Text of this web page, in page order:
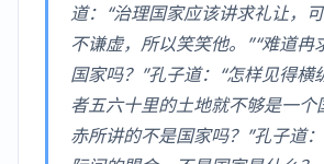
道：“治理国家应该讲求礼让，
不谦虚，所以笑笑他。”“难道冉
国家吗？”孔子道：“怎样见得横
者五六十里的土地就不够是一个
赤所讲的不是国家吗？”孔子道